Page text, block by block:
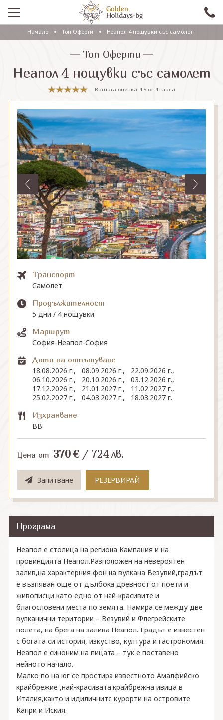
ПРОМО
САМОЛЕТНИ ПОЧИВКИ
ПОЧИВКИ С АВТОБУС
ПРАЗНИЦИ
ЕКЗОТИКА
КРУИЗИ
Проверка на резервация
СВЪРЖЕТЕ СЕ С НАС
Начало Топ Оферти Неапол 4 нощувки със самолет
Топ Оферти
Неапол 4 нощувки със самолет
Вашата оценка 4.5 от 4гласа
Транспорт
Самолет
Продължителност
5 дни / 4 нощувки
Маршрут
София-Неапол-София
Дати на отпътуване
18.08.2026 г., 08.09.2026 г., 22.09.2026 г.,
06.10.2026 г., 20.10.2026 г., 03.12.2026 г.,
17.12.2026 г., 21.01.2027 г., 11.02.2027 г.,
25.02.2027 г., 04.03.2027 г., 18.03.2027 г.
Изхранване
BB
Цена от 370€/ 724 лв.
Запитване РЕЗЕРВИРАЙ
Програма
Неапол е столица на региона Кампания и на
провинцията Неапол.Разположен на невероятен
залив,на характерния фон на вулкана Везувий,градът
е възпяван още от дълбока древност от поети и
живописци като едно от най-красивите и
благословени места по земята. Намира се между две
вулканични територии – Везувий и Флегрейските
полета, на брега на залива Неапол. Градът е известен
с богата си история, изкуство, култура и гастрономия.
Неапол е синоним на пицата – тук е поставено
нейното начало.
Малко по на юг се простира известното Амалфийско
крайбрежие ,най-красивата крайбрежна ивица в
Италия,както и идиличните курорти на островите
Капри и Иския.